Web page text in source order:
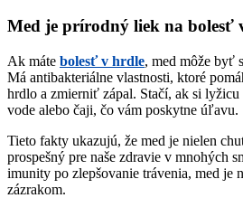
Med je prírodný liek na bolesť
Ak máte bolesť v hrdle, med môže byť
Má antibakteriálne vlastnosti, ktoré
hrdlo a zmierniť zápal. Stačí, ak si lyžicu
vode alebo čaji, čo vám poskytne úľavu.
Tieto fakty ukazujú, že med je nielen
prospešný pre naše zdravie v mnohých
imunity po zlepšovanie trávenia, med je
zázrakom.